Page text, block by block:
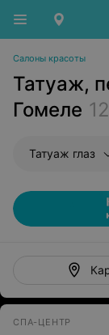
Салоны красоты
Татуаж,
Гомеле 12
Татуаж глаз
СПА-ЦЕНТР